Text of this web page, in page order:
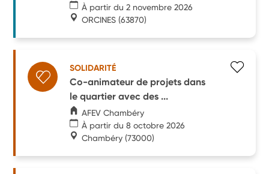
À partir du 2 novembre 2026
ORCINES (63870)
SOLIDARITÉ
Co-animateur de projets dans
le quartier avec des ...
AFEV Chambéry
À partir du 8 octobre 2026
Chambéry (73000)